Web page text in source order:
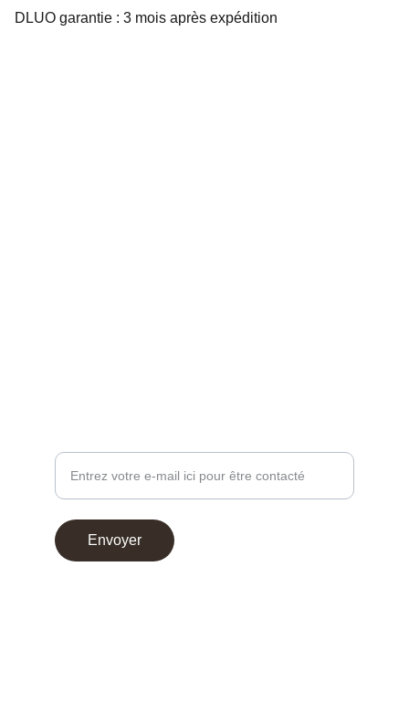
DLUO garantie : 3 mois après expédition
Envoyer